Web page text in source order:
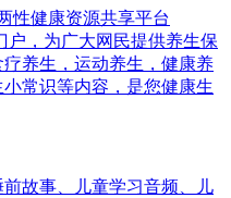
性健康资源共享平台
户，为广大网民提供养生保
养生，运动养生，健康养
常识等内容，是您健康生
故事、儿童学习音频、儿